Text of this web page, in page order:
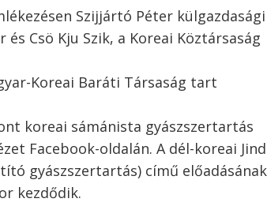
Szijjártó Péter külgazdasági
Csö Kju Szik, a Koreai Köztársaság
Koreai Baráti Társaság tart
koreai sámánista gyászszertartás
Facebook-oldalán. A dél-koreai
gyászszertartás) című előadásának
kezdődik.